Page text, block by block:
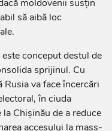
moldovenii susțin
să aibă loc
conceput destul de
sprijinul. Cu
Rusia va face încercări
în ciuda
Chișinău de a reduce
accesului la mass-